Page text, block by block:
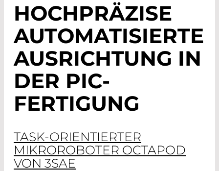
HOCHPRÄZISE
AUTOMATISIERTE
AUSRICHTUNG IN
DER PIC-
FERTIGUNG
TASK-ORIENTIERTER
MIKROROBOTER OCTAPOD
VON 3SAE